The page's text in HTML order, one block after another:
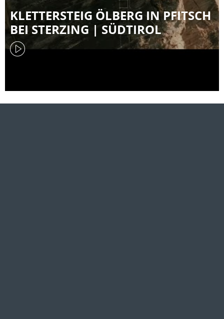
KLETTERSTEIG ÖLBERG IN PFITSCH
BEI STERZING | SÜDTIROL